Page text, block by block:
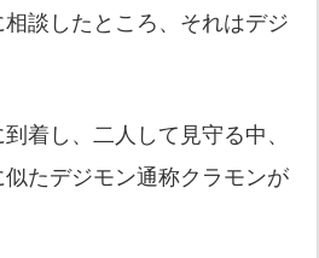
談したところ、それはデジ
着し、二人して見守る中、
たデジモン通称クラモンが